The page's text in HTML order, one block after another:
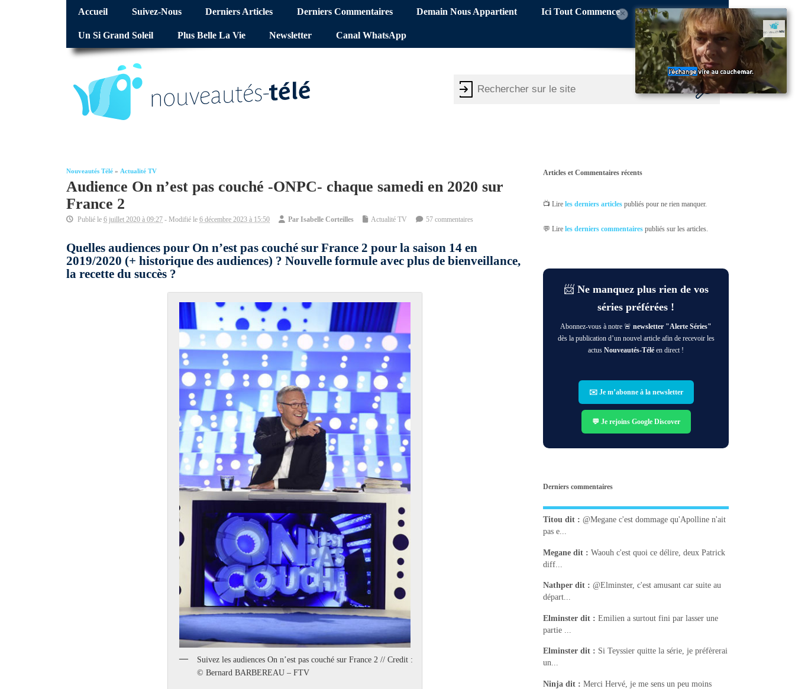
Accueil Suivez-Nous Derniers Articles Derniers Commentaires Demain Nous Appartient Ici Tout Commence
Un Si Grand Soleil Plus Belle La Vie Newsletter Canal WhatsApp
Nouveautés Télé » Actualité TV
Audience On n’est pas couché -ONPC- chaque samedi en 2020 sur
France 2
Publié le 6 juillet 2020 à 09:27 - Modifié le 6 décembre 2023 à 15:50 Par Isabelle Corteilles Actualité TV 57 commentaires
Quelles audiences pour On n’est pas couché sur France 2 pour la saison 14 en
2019/2020 (+ historique des audiences) ? Nouvelle formule avec plus de bienveillance,
la recette du succès ?
Suivez les audiences On n’est pas couché sur France 2 // Credit :
© Bernard BARBEREAU – FTV
×
Articles et Commentaires récents
📺 Lireles derniers articles publiés pour ne rien manquer.
💬 Lireles derniers commentaires publiés sur les articles.
📨 Ne manquez plus rien de vos
séries préférées !
Abonnez-vous à notre 🚨newsletter "Alerte Séries"
dès la publication d’un nouvel article afin de recevoir les
actusNouveautés-Télé en direct !
✉️ Je m’abonne à la newsletter
💬 Je rejoins Google Discover
Derniers commentaires
Titou dit : @Megane c'est dommage qu'Apolline n'ait
pas e...
Megane dit : Waouh c'est quoi ce délire, deux Patrick
diff...
Nathper dit : @Elminster, c'est amusant car suite au
départ...
Elminster dit : Emilien a surtout fini par lasser une
partie ...
Elminster dit : Si Teyssier quitte la série, je préfèrerai
un...
Ninja dit : Merci Hervé, je me sens un peu moins